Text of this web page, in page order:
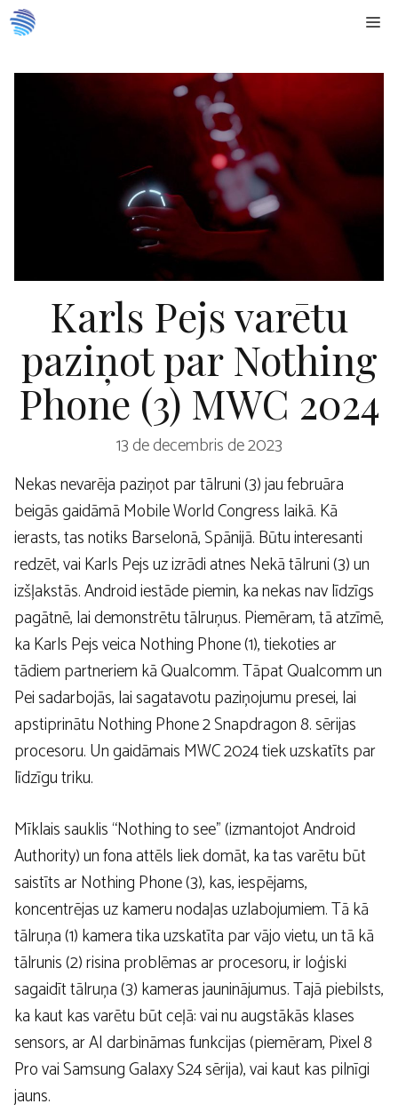
Doties
uz
Karls Pejs varētu
paziņot par Nothing
Phone (3) MWC 2024
13 de decembris de 2023
Nekas nevarēja paziņot par tālruni (3) jau februāra
beigās gaidāmā Mobile World Congress laikā. Kā
ierasts, tas notiks Barselonā, Spānijā. Būtu interesanti
redzēt, vai Karls Pejs uz izrādi atnes Nekā tālruni (3) un
izšļakstās. Android iestāde piemin, ka nekas nav līdzīgs
pagātnē, lai demonstrētu tālruņus. Piemēram, tā atzīmē,
ka Karls Pejs veica Nothing Phone (1), tiekoties ar
tādiem partneriem kā Qualcomm. Tāpat Qualcomm un
Pei sadarbojās, lai sagatavotu paziņojumu presei, lai
apstiprinātu Nothing Phone 2 Snapdragon 8. sērijas
procesoru. Un gaidāmais MWC 2024 tiek uzskatīts par
līdzīgu triku.
Mīklais sauklis “Nothing to see” (izmantojot Android
Authority) un fona attēls liek domāt, ka tas varētu būt
saistīts ar Nothing Phone (3), kas, iespējams,
koncentrējas uz kameru nodaļas uzlabojumiem. Tā kā
tālruņa (1) kamera tika uzskatīta par vājo vietu, un tā kā
tālrunis (2) risina problēmas ar procesoru, ir loģiski
sagaidīt tālruņa (3) kameras jauninājumus. Tajā piebilsts,
ka kaut kas varētu būt ceļā: vai nu augstākās klases
sensors, ar AI darbināmas funkcijas (piemēram, Pixel 8
Pro vai Samsung Galaxy S24 sērija), vai kaut kas pilnīgi
jauns.